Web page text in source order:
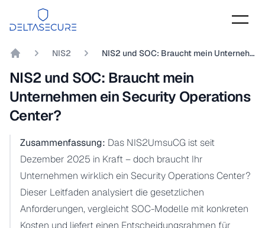
DeltaSecure
NIS2 NIS2 und SOC: Braucht mein Unternehmen ein Security Operations Center?
NIS2 und SOC: Braucht mein
Unternehmen ein Security Operations
Center?
Zusammenfassung: Das NIS2UmsuCG ist seit
Dezember 2025 in Kraft – doch braucht Ihr
Unternehmen wirklich ein Security Operations Center?
Dieser Leitfaden analysiert die gesetzlichen
Anforderungen, vergleicht SOC-Modelle mit konkreten
Kosten und liefert einen Entscheidungsrahmen für